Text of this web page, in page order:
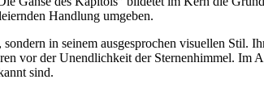
Handlung umgeben.
in seinem ausgesprochen visuellen Stil.
vor der Unendlichkeit der Sternenhimmel. Im
sind.